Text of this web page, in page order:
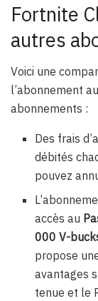
Fortnite
autres
Voici une
l’abonnement
abonnements :
Des frais
débités
pouvez
accès au
000 V-
propose
avantages
tenue et le